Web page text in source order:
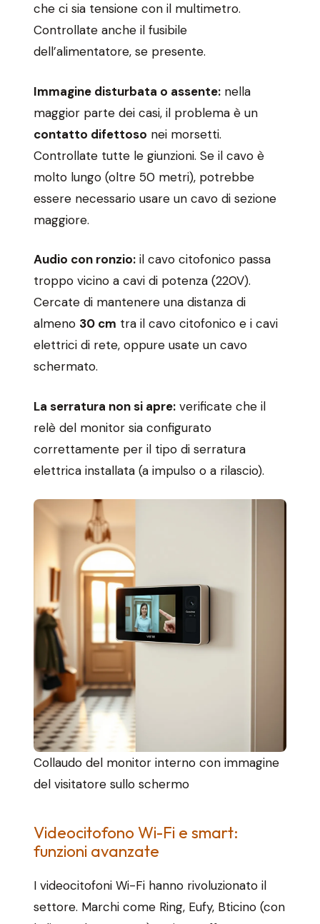
che ci sia tensione con il multimetro.
Controllate anche il fusibile
dell’alimentatore, se presente.
Immagine disturbata o assente: nella
maggior parte dei casi, il problema è un
contatto difettoso nei morsetti.
Controllate tutte le giunzioni. Se il cavo è
molto lungo (oltre 50 metri), potrebbe
essere necessario usare un cavo di sezione
maggiore.
Audio con ronzio: il cavo citofonico passa
troppo vicino a cavi di potenza (220V).
Cercate di mantenere una distanza di
almeno 30 cm tra il cavo citofonico e i cavi
elettrici di rete, oppure usate un cavo
schermato.
La serratura non si apre: verificate che il
relè del monitor sia configurato
correttamente per il tipo di serratura
elettrica installata (a impulso o a rilascio).
Collaudo del monitor interno con immagine
del visitatore sullo schermo
Videocitofono Wi-Fi e smart:
funzioni avanzate
I videocitofoni Wi-Fi hanno rivoluzionato il
settore. Marchi come Ring, Eufy, Bticino (con